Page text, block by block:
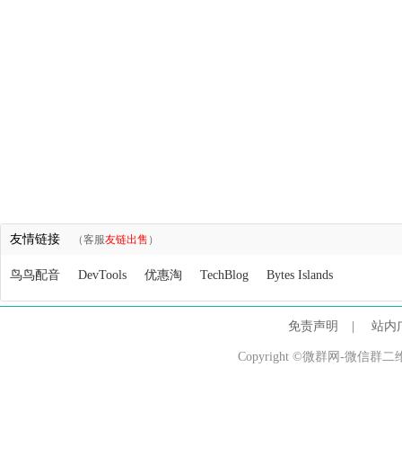
友情链接 （客服友链出售 ）
鸟鸟配音 DevTools 优惠淘 TechBlog Bytes Islands
免责声明 站内
Copyright ©微群网-微信群二